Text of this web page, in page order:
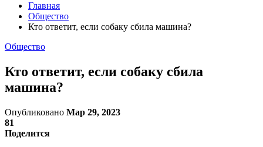
Главная
Общество
Кто ответит, если собаку сбила машина?
Общество
Кто ответит, если собаку сбила
машина?
Опубликовано Мар 29, 2023
81
Поделится